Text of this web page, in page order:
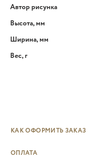
Автор рисунка
Высота, мм
Ширина, мм
Вес, г
КАК ОФОРМИТЬ ЗАКАЗ
ОПЛАТА